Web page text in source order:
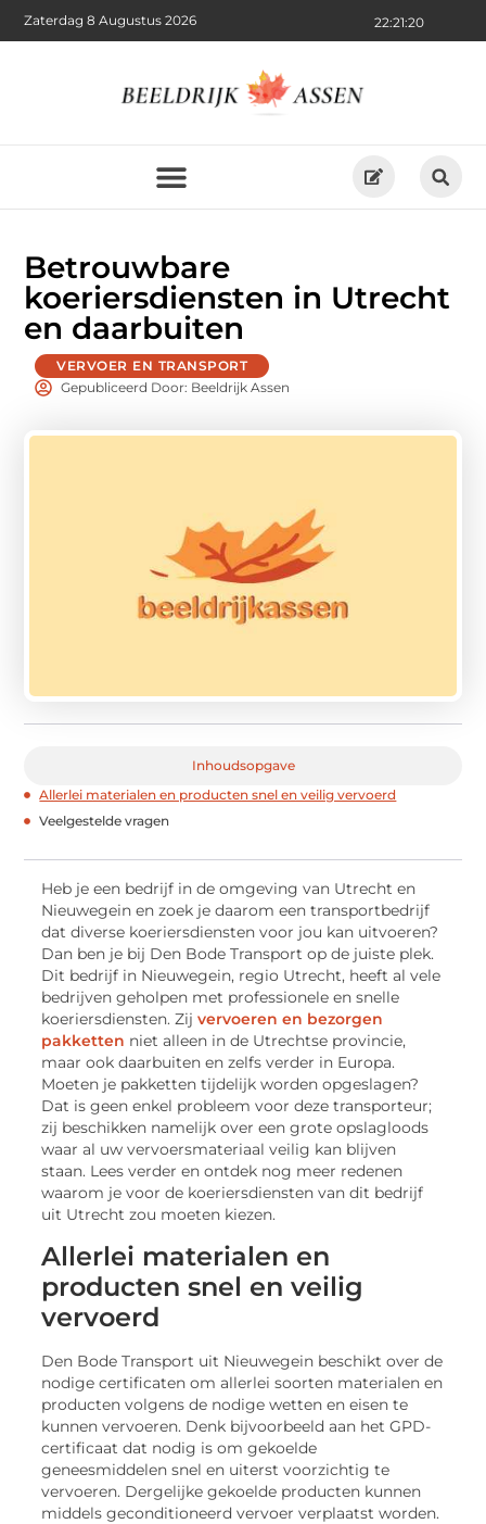
22:21:21
Zaterdag 8 Augustus 2026
Betrouwbare
koeriersdiensten in Utrecht
en daarbuiten
VERVOER EN TRANSPORT
Gepubliceerd Door: Beeldrijk Assen
Inhoudsopgave
Allerlei materialen en producten snel en veilig vervoerd
Veelgestelde vragen
Heb je een bedrijf in de omgeving van Utrecht en
Nieuwegein en zoek je daarom een transportbedrijf
dat diverse koeriersdiensten voor jou kan uitvoeren?
Dan ben je bij Den Bode Transport op de juiste plek.
Dit bedrijf in Nieuwegein, regio Utrecht, heeft al vele
bedrijven geholpen met professionele en snelle
koeriersdiensten. Zijvervoeren en bezorgen
pakketten niet alleen in de Utrechtse provincie,
maar ook daarbuiten en zelfs verder in Europa.
Moeten je pakketten tijdelijk worden opgeslagen?
Dat is geen enkel probleem voor deze transporteur;
zij beschikken namelijk over een grote opslagloods
waar al uw vervoersmateriaal veilig kan blijven
staan. Lees verder en ontdek nog meer redenen
waarom je voor de koeriersdiensten van dit bedrijf
uit Utrecht zou moeten kiezen.
Allerlei materialen en
producten snel en veilig
vervoerd
Den Bode Transport uit Nieuwegein beschikt over de
nodige certificaten om allerlei soorten materialen en
producten volgens de nodige wetten en eisen te
kunnen vervoeren. Denk bijvoorbeeld aan het GPD-
certificaat dat nodig is om gekoelde
geneesmiddelen snel en uiterst voorzichtig te
vervoeren. Dergelijke gekoelde producten kunnen
middels geconditioneerd vervoer verplaatst worden.